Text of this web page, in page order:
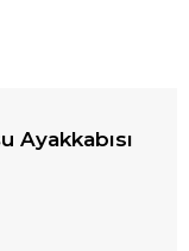
Ayakkabısı